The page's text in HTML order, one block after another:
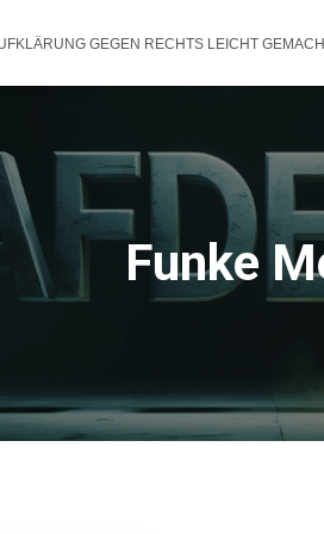
GEGEN RECHTS LEICHT
Funke